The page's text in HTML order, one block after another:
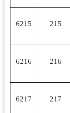
6215 215
6216 216
6217 217